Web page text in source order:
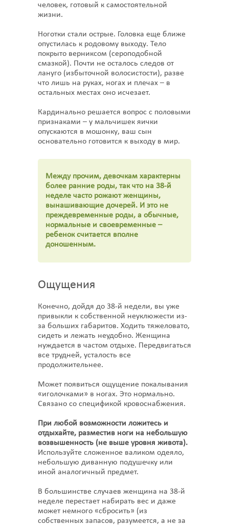
человек, готовый к самостоятельной
жизни.
Ноготки стали острые. Головка еще ближе
опустилась к родовому выходу. Тело
покрыто верниксом (сероподобной
смазкой). Почти не осталось следов от
лануго (избыточной волосистости), разве
что лишь на руках, ногах и плечах – в
остальных местах оно исчезает.
Кардинально решается вопрос с половыми
признаками – у мальчишек яички
опускаются в мошонку, ваш сын
основательно готовится к выходу в мир.
Между прочим, девочкам характерны
более ранние роды, так что на 38-й
неделе часто рожают женщины,
вынашивающие дочерей. И это не
преждевременные роды, а обычные,
нормальные и своевременные –
ребенок считается вполне
доношенным.
Ощущения
Конечно, дойдя до 38-й недели, вы уже
привыкли к собственной неуклюжести из-
за больших габаритов. Ходить тяжеловато,
сидеть и лежать неудобно. Женщина
нуждается в частом отдыхе. Передвигаться
все трудней, усталость все
продолжительнее.
Может появиться ощущение покалывания
«иголочками» в ногах. Это нормально.
Связано со спецификой кровоснабжения.
При любой возможности ложитесь и
отдыхайте, разместив ноги на небольшую
возвышенность (не выше уровня живота).
Используйте сложенное валиком одеяло,
небольшую диванную подушечку или
иной аналогичный предмет.
В большинстве случаев женщина на 38-й
неделе перестает набирать вес и даже
может немного «сбросить» (из
собственных запасов, разумеется, а не за